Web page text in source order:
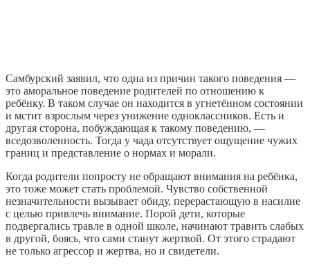
Самбурский заявил, что одна из причин такого поведения —
это аморальное поведение родителей по отношению к
ребёнку. В таком случае он находится в угнетённом состоянии
и мстит взрослым через унижение одноклассников. Есть и
другая сторона, побуждающая к такому поведению, —
вседозволенность. Тогда у чада отсутствует ощущение чужих
границ и представление о нормах и морали.
Когда родители попросту не обращают внимания на ребёнка,
это тоже может стать проблемой. Чувство собственной
незначительности вызывает обиду, перерастающую в насилие
с целью привлечь внимание. Порой дети, которые
подвергались травле в одной школе, начинают травить слабых
в другой, боясь, что сами станут жертвой. От этого страдают
не только агрессор и жертва, но и свидетели.